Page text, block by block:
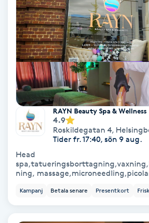
Färgning
Föning
Gel naglar
Gelenaglar
Gellack
Gellack med förstärkning
Gravidmassage
RAYN Beauty Spa & Wellness
4.9
Roskildegatan 4,
Tider fr. 17:40, sön 9 aug.
Head
ning,
Kampanj Betala senare Presentkort